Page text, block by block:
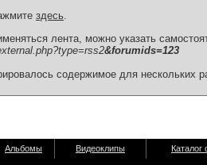
здесь.
лента, можно указать
&forumids=123
содержимое для нескольких
Альбомы Видеоклипы Каталог